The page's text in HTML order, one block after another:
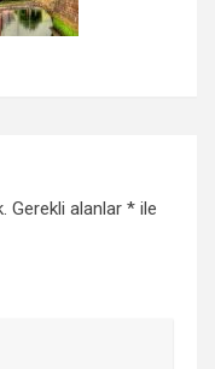
Gerekli alanlar * ile